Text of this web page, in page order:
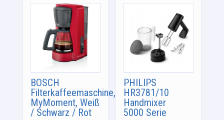
BOSCH
Filterkaffeemaschine,
MyMoment, Weiß
/ Schwarz / Rot
PHILIPS
HR3781/10
Handmixer
5000 Serie